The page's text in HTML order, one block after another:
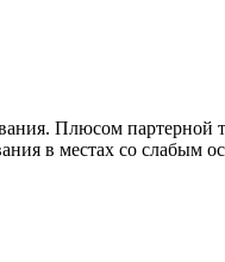
Плюсом партерной
в местах со слабым